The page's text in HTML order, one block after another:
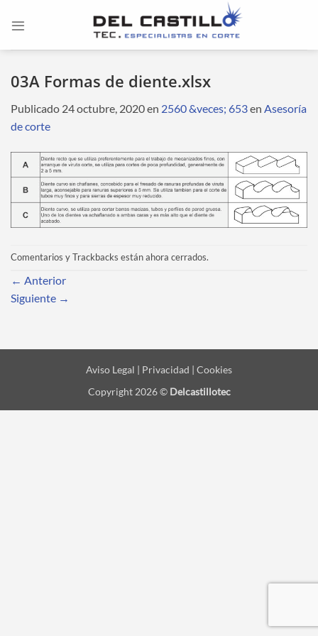
03A Formas de diente.xlsx
Publicado 24 octubre, 2020en 2560 &veces; 653en Asesoría
de corte
Comentarios y Trackbacks están ahora cerrados.
← Anterior
Siguiente →
Aviso Legal | Privacidad | Cookies
Copyright 2026 © Delcastillotec